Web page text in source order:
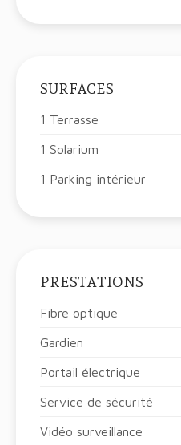
SURFACES
1 Terrasse
1 Solarium
1 Parking intérieur
PRESTATIONS
Fibre optique
Gardien
Portail électrique
Service de sécurité
Vidéo surveillance